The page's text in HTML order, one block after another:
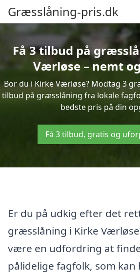
Græsslåning-pris.dk
Få 3 tilbud på
Værløse – nemt
Bor du i Kirke Værløse? Modtag 3
tilbud på græsslåning fra lokale
bedste pris på din
Få 3 tilbud, gratis og
Er du på udkig efter det
græsslåning i Kirke
være en udfordring at
pålidelige fagfolk, som